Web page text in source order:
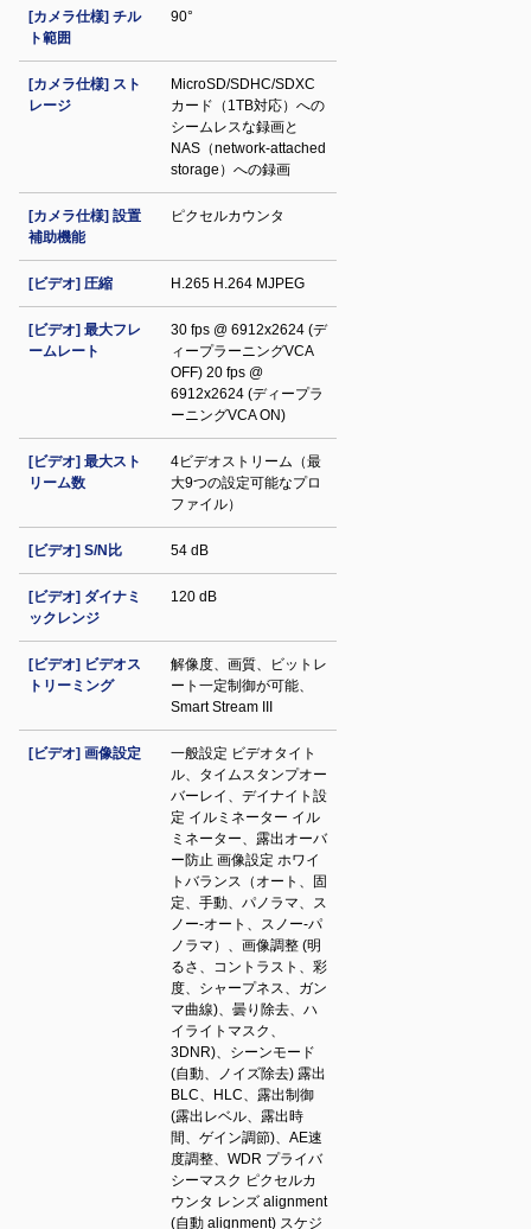
[カメラ仕様] チル
ト範囲
90°
[カメラ仕様] スト
レージ
MicroSD/SDHC/SDXC
カード（1TB対応）への
シームレスな録画と
NAS（network-attached
storage）への録画
[カメラ仕様] 設置
補助機能
ピクセルカウンタ
[ビデオ] 圧縮 H.265 H.264 MJPEG
[ビデオ] 最大フレ
ームレート
30 fps @ 6912x2624 (デ
ィープラーニングVCA
OFF) 20 fps @
6912x2624 (ディープラ
ーニングVCA ON)
[ビデオ] 最大スト
リーム数
4ビデオストリーム（最
大9つの設定可能なプロ
ファイル）
[ビデオ] S/N比 54 dB
[ビデオ] ダイナミ
ックレンジ
120 dB
[ビデオ] ビデオス
トリーミング
解像度、画質、ビットレ
ート一定制御が可能、
Smart Stream III
[ビデオ] 画像設定
一般設定 ビデオタイト
ル、タイムスタンプオー
バーレイ、デイナイト設
定 イルミネーター イル
ミネーター、露出オーバ
ー防止 画像設定 ホワイ
トバランス（オート、固
定、手動、パノラマ、ス
ノー-オート、スノー-パ
ノラマ）、画像調整 (明
るさ、コントラスト、彩
度、シャープネス、ガン
マ曲線)、曇り除去、ハ
イライトマスク、
3DNR)、シーンモード
(自動、ノイズ除去) 露出
BLC、HLC、露出制御
(露出レベル、露出時
間、ゲイン調節)、AE速
度調整、WDR プライバ
シーマスク ピクセルカ
ウンタ レンズ alignment
(自動 alignment) スケジ